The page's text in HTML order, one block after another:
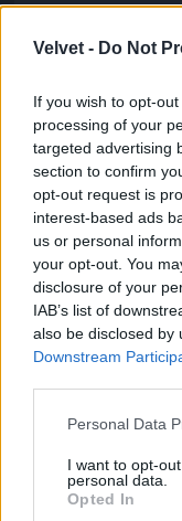
Velvet - Do Not
If you wish to opt-
processing of your
targeted advertising
section to confirm
opt-out request is
interest-based ads
us or personal
your opt-out. You
disclosure of your
IAB’s list of
also be disclosed by
Downstream
Please note that
not limited to your
grant or deny
use your data for
Personal Data
I want to opt-
personal data.
Opted In
A Várkert bazár
Fotó: / Velvet